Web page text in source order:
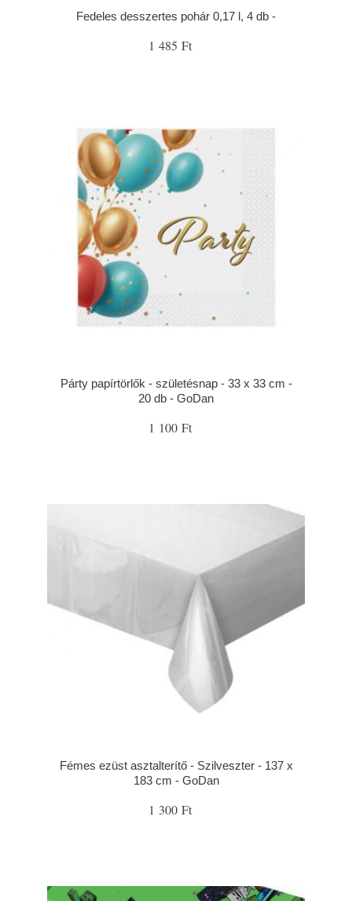
Fedeles desszertes pohár 0,17 l, 4 db -
1 485 Ft
Párty papírtörlők - születésnap - 33 x 33 cm -
20 db - GoDan
1 100 Ft
Fémes ezüst asztalterítő - Szilveszter - 137 x
183 cm - GoDan
1 300 Ft